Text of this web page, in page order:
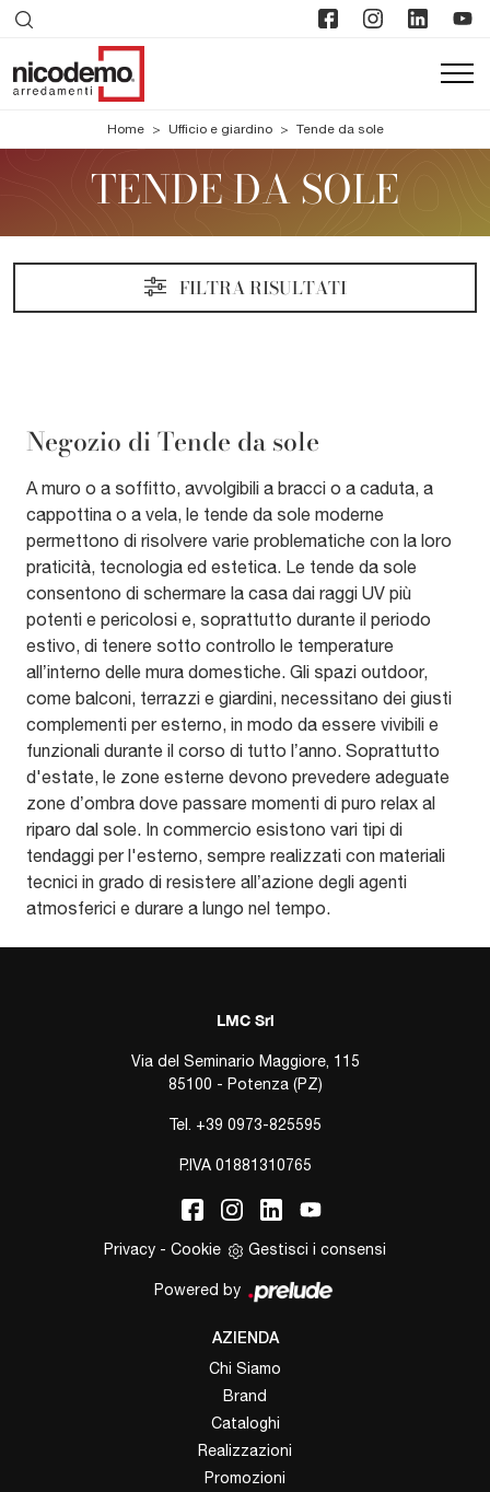
Home > Ufficio e giardino > Tende da sole
TENDE DA SOLE
FILTRA RISULTATI
Negozio di Tende da sole
A muro o a soffitto, avvolgibili a bracci o a caduta, a
cappottina o a vela, le tende da sole moderne
permettono di risolvere varie problematiche con la loro
praticità, tecnologia ed estetica. Le tende da sole
consentono di schermare la casa dai raggi UV più
potenti e pericolosi e, soprattutto durante il periodo
estivo, di tenere sotto controllo le temperature
all’interno delle mura domestiche. Gli spazi outdoor,
come balconi, terrazzi e giardini, necessitano dei giusti
complementi per esterno, in modo da essere vivibili e
funzionali durante il corso di tutto l’anno. Soprattutto
d'estate, le zone esterne devono prevedere adeguate
zone d’ombra dove passare momenti di puro relax al
riparo dal sole. In commercio esistono vari tipi di
tendaggi per l'esterno, sempre realizzati con materiali
tecnici in grado di resistere all’azione degli agenti
atmosferici e durare a lungo nel tempo.
LMC Srl
Via del Seminario Maggiore, 115
85100 - Potenza (PZ)
Tel. +39 0973-825595
P.IVA 01881310765
Privacy - Cookie Gestisci i consensi
Powered by
AZIENDA
Chi Siamo
Brand
Cataloghi
Realizzazioni
Promozioni